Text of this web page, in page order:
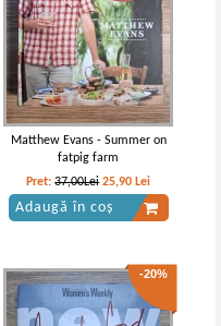
Matthew Evans - Summer on
fatpig farm
Pret:37,00Lei 25,90 Lei
Adaugă în coș
-20%